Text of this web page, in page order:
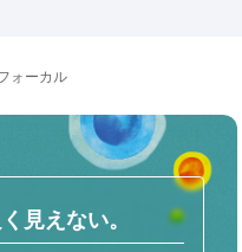
ォーカル
見えない。